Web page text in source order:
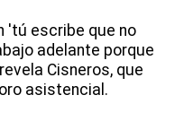
'tú escribe que no
adelante porque
Cisneros, que
asistencial.